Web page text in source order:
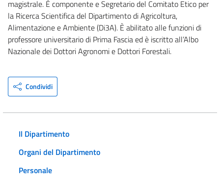
magistrale. È componente e Segretario del Comitato Etico per
la Ricerca Scientifica del Dipartimento di Agricoltura,
Alimentazione e Ambiente (Di3A). È abilitato alle funzioni di
professore universitario di Prima Fascia ed è iscritto all’Albo
Nazionale dei Dottori Agronomi e Dottori Forestali.
Condividi
Il Dipartimento
Organi del Dipartimento
Personale